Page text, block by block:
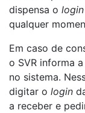
dispensa o login
qualquer
Em caso de
o SVR informa
no sistema.
digitar o login
a receber e